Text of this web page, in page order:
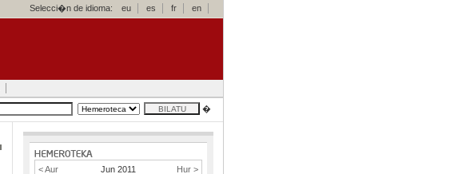
Selecci�n de idioma: eu es fr en
�
< Aur Jun 2011
Hur >